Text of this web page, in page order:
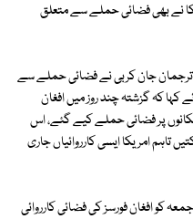
نے بھی فضائی حملے سے متعلق
جان کربی نے فضائی حملے سے
کہا کہ گزشتہ چند روز میں افغان
پر فضائی حملے کیے گئے، اس
تاہم امریکا ایسی کارروائیاں جاری
کو افغان فورسز کی فضائی کارروائی